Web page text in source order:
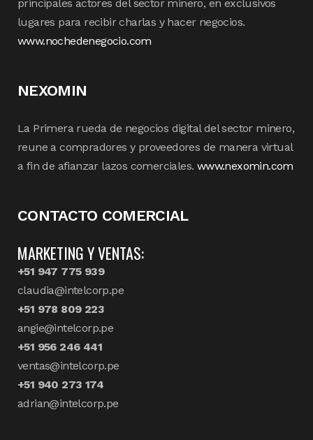
principales actores del sector minero, en exclusivos
lugares para recibir charlas y hacer negocios.
www.nochedenegocio.com
NEXOMIN
La Primera rueda de negocios digital del sector minero,
reune a compradores y proveedores de manera virtual
a fin de afianzar lazos comerciales. www.nexomin.com
CONTACTO COMERCIAL
MARKETING Y VENTAS:
+51 947 775 939
claudia@intelcorp.pe
+51 978 809 223
angie@intelcorp.pe
+51 956 246 441
ventas@intelcorp.pe
+51 940 273 174
adrian@intelcorp.pe